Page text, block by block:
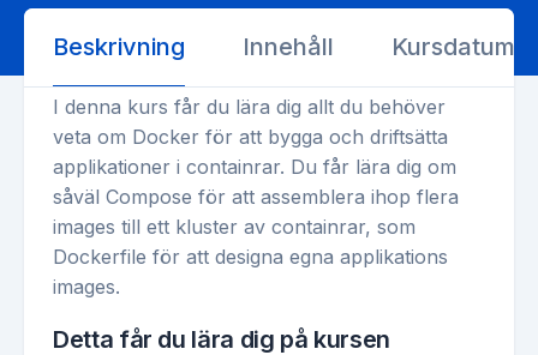
Beskrivning Innehåll Kursdatum
I denna kurs får du lära dig allt du behöver
veta om Docker för att bygga och driftsätta
applikationer i containrar. Du får lära dig om
såväl Compose för att assemblera ihop flera
images till ett kluster av containrar, som
Dockerfile för att designa egna applikations
images.
Detta får du lära dig på kursen